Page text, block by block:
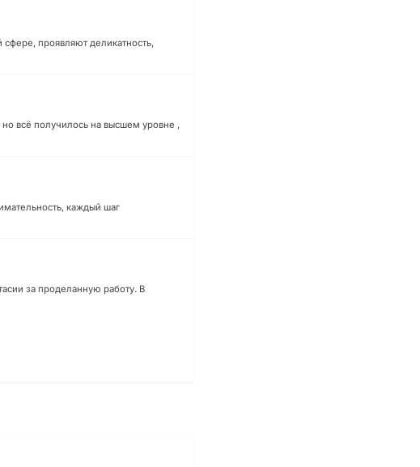
проявляют деликатность,
всё получилось на высшем уровне ,
каждый шаг
за проделанную работу. В